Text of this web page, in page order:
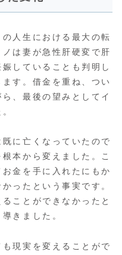
人生における最大の転
は妻が急性肝硬変で肝
していることも判明し
す。借金を重ね、つい
、最後の望みとしてイ
に亡くなっていたので
本から変えました。こ
金を手に入れたにもか
ったという事実です。
ことができなかったと
きました。
現実を変えることがで